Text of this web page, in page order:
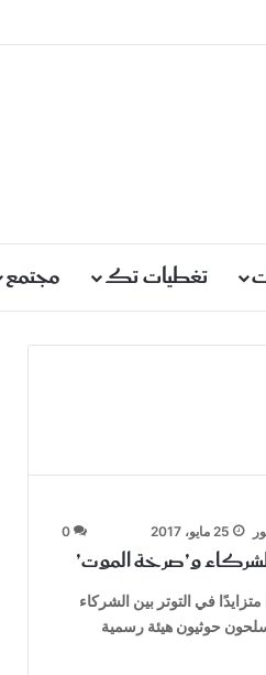
تغطيات تك مجتمع
25 مايو، 2017 0
و’صرخة الموت’
في التوتر بين الشركاء
حوثيون هيئة رسمية